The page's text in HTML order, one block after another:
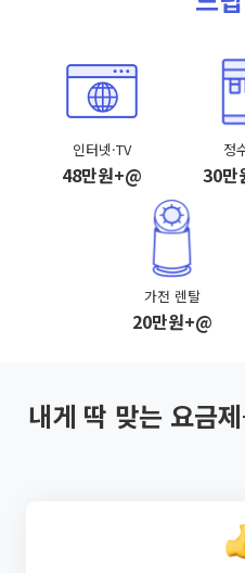
인터넷·TV
48만원+@
정
30만
가전 렌탈
20만원+@
내게 딱 맞는 요금